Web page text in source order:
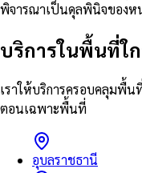
พิจารณาเป็นดุลพินิจของห
บริการในพื้นที่ใก
เราให้บริการครอบคลุมพื้น
ตอนเฉพาะพื้นที่
อุบลราชธานี